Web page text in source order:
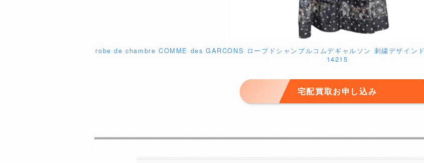
robe de chambre COMME des GARCONS ローブドシャンブルコムデギャルソン 刺繍デザイン
14215
宅配買取お申し込み